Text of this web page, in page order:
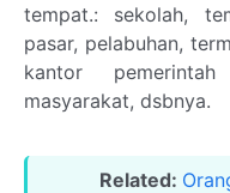
tempat.: sekolah,
pasar, pelabuhan,
kantor
masyarakat, dsbnya.
Related: